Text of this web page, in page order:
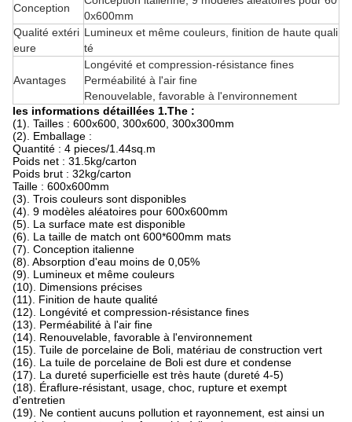
Conception
0x600mm
Qualité extéri
eure
Lumineux et même couleurs, finition de haute quali
té
Avantages
Longévité et compression-résistance fines
Perméabilité à l'air fine
Renouvelable, favorable à l'environnement
les informations détaillées 1.The :
(1). Tailles : 600x600, 300x600, 300x300mm
(2). Emballage :
Quantité : 4 pieces/1.44sq.m
Poids net : 31.5kg/carton
Poids brut : 32kg/carton
Taille : 600x600mm
(3). Trois couleurs sont disponibles
(4). 9 modèles aléatoires pour 600x600mm
(5). La surface mate est disponible
(6). La taille de match ont 600*600mm mats
(7). Conception italienne
(8). Absorption d'eau moins de 0,05%
(9). Lumineux et même couleurs
(10). Dimensions précises
(11). Finition de haute qualité
(12). Longévité et compression-résistance fines
(13). Perméabilité à l'air fine
(14). Renouvelable, favorable à l'environnement
(15). Tuile de porcelaine de Boli, matériau de construction vert
(16). La tuile de porcelaine de Boli est dure et condense
(17). La dureté superficielle est très haute (dureté 4-5)
(18). Éraflure-résistant, usage, choc, rupture et exempt
d'entretien
(19). Ne contient aucuns pollution et rayonnement, est ainsi un